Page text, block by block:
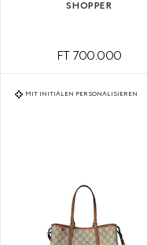
HOPPER
FT 700.000
MIT INITIALEN PERSONALISIEREN